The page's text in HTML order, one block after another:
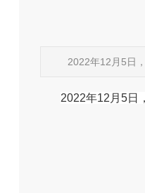
2022年12月5日
2022年12月5日